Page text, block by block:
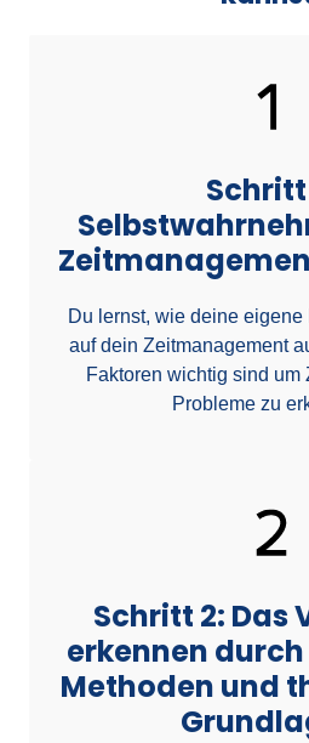
Schritt
Du lernst, wie deine
auf dein Zeitmanagement
Faktoren wichtig sind um
Probleme zu
Schritt 2: Das
erkennen
Methoden und